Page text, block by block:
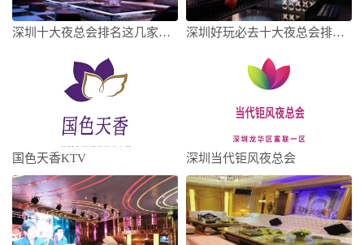
深圳十大夜总会排名这几家好玩而不贵，一定 深圳好玩必去十大夜总会排名，哪家档次高
国色天香KTV 深圳当代钜风夜总会